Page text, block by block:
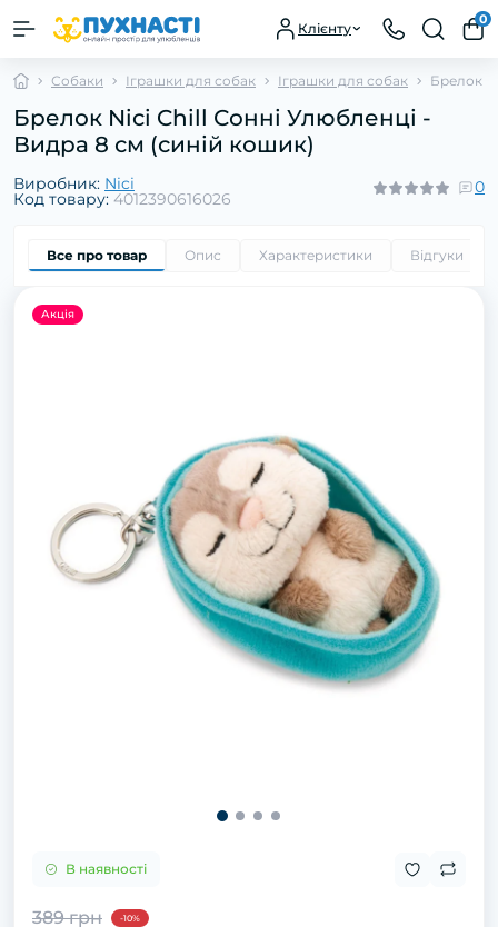
Клієнту
0
Собаки Іграшки для собак Іграшки для собак Брелок
Брелок Nici Chill Сонні Улюбленці -
Видра 8 см (синій кошик)
Виробник: Nici
Код товару: 4012390616026
0
Все про товар Опис Характеристики Відгуки
Акція
В наявності
389 грн -10%